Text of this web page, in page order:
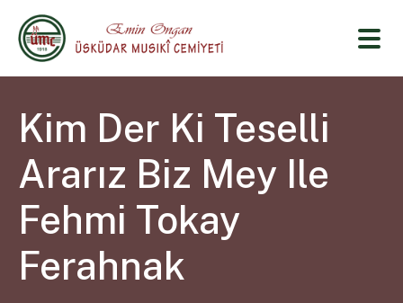
Kim Der Ki Teselli
Ararız Biz Mey Ile
Fehmi Tokay
Ferahnak